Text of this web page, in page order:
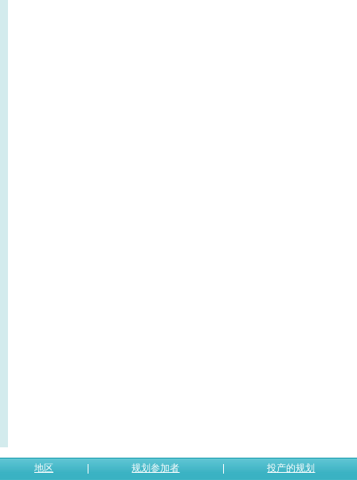
地区 规划参加者 投产的规划